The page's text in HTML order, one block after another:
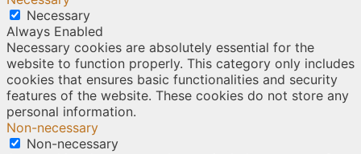
Necessary
Always Enabled
Necessary cookies are absolutely essential for the
website to function properly. This category only includes
cookies that ensures basic functionalities and security
features of the website. These cookies do not store any
personal information.
Non-necessary
Non-necessary